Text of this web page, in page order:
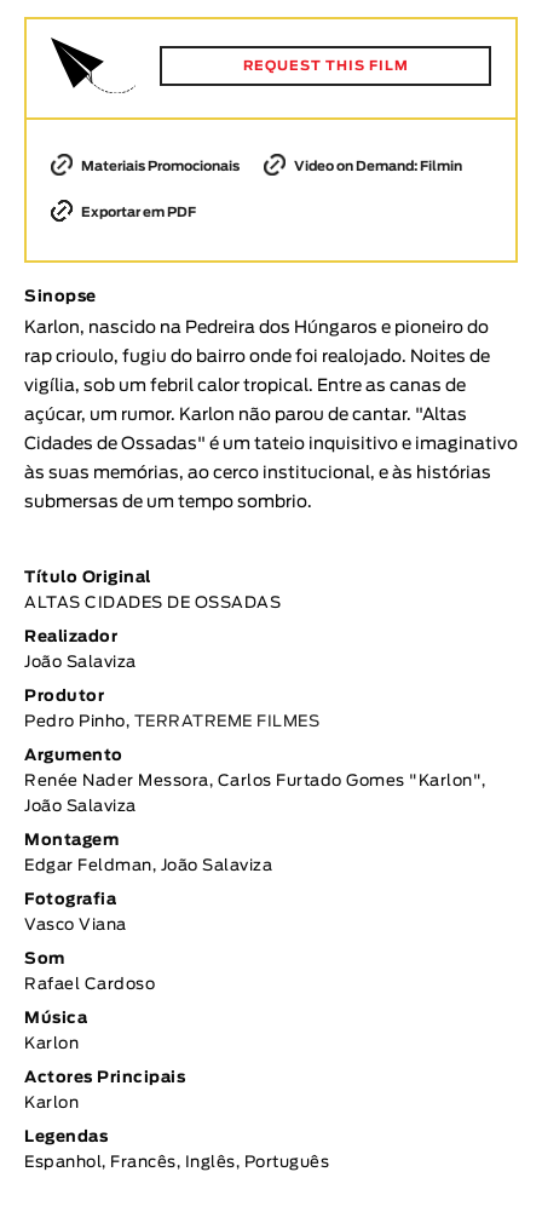
Animar
DURAÇÃO
< / >
GÉNERO
Ficção
Animação
Experimental
Documentário
TÓPICOS
Tópicos selecionados
REQUEST THIS FILM
Materiais Promocionais Video on Demand: Filmin
Exportar em PDF
Sinopse
Karlon, nascido na Pedreira dos Húngaros e pioneiro do
rap crioulo, fugiu do bairro onde foi realojado. Noites de
vigília, sob um febril calor tropical. Entre as canas de
açúcar, um rumor. Karlon não parou de cantar. "Altas
Cidades de Ossadas" é um tateio inquisitivo e imaginativo
às suas memórias, ao cerco institucional, e às histórias
submersas de um tempo sombrio.
Título Original
ALTAS CIDADES DE OSSADAS
Realizador
João Salaviza
Produtor
Pedro Pinho, TERRATREME FILMES
Argumento
Renée Nader Messora, Carlos Furtado Gomes "Karlon",
João Salaviza
Montagem
Edgar Feldman, João Salaviza
Fotografia
Vasco Viana
Som
Rafael Cardoso
Música
Karlon
Actores Principais
Karlon
Legendas
Espanhol, Francês, Inglês, Português